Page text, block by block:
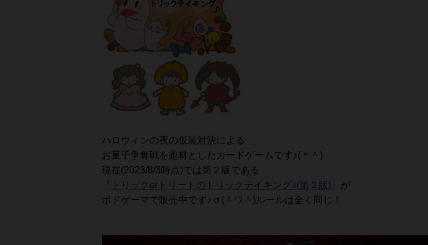
ハロウィンの夜の仮装対決による
お菓子争奪戦を題材としたカードゲームです♪(＾＾)
現在(2023/8/3時点)では第２版である
トリックorトリートのトリックテイキング♪(第２版)
が
ボドゲーマで販売中です♪ｄ(＾ワ＾)ルールは全く同じ！